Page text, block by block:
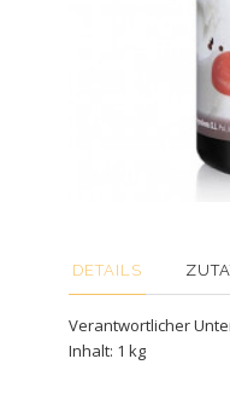
DETAILS
Verantwortlicher
Inhalt: 1 kg